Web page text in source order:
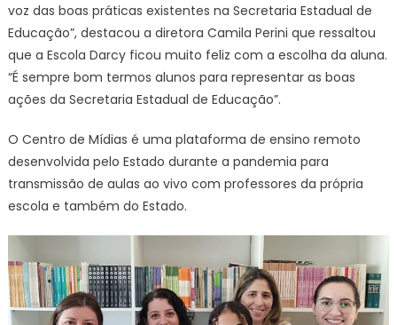
voz das boas práticas existentes na Secretaria Estadual de
Educação”, destacou a diretora Camila Perini que ressaltou
que a Escola Darcy ficou muito feliz com a escolha da aluna.
“É sempre bom termos alunos para representar as boas
ações da Secretaria Estadual de Educação”.
O Centro de Mídias é uma plataforma de ensino remoto
desenvolvida pelo Estado durante a pandemia para
transmissão de aulas ao vivo com professores da própria
escola e também do Estado.